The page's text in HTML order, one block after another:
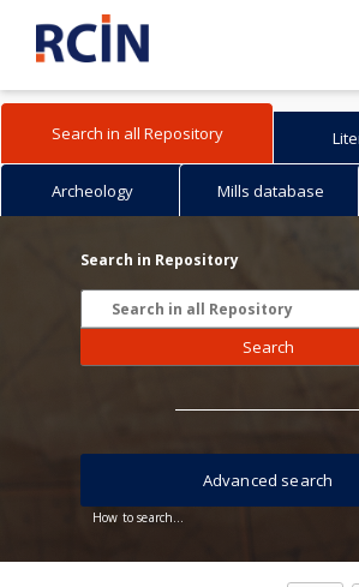
Search in all Repository
Archeology Mills database
Search in Repository
Search
How to search...
Advanced search